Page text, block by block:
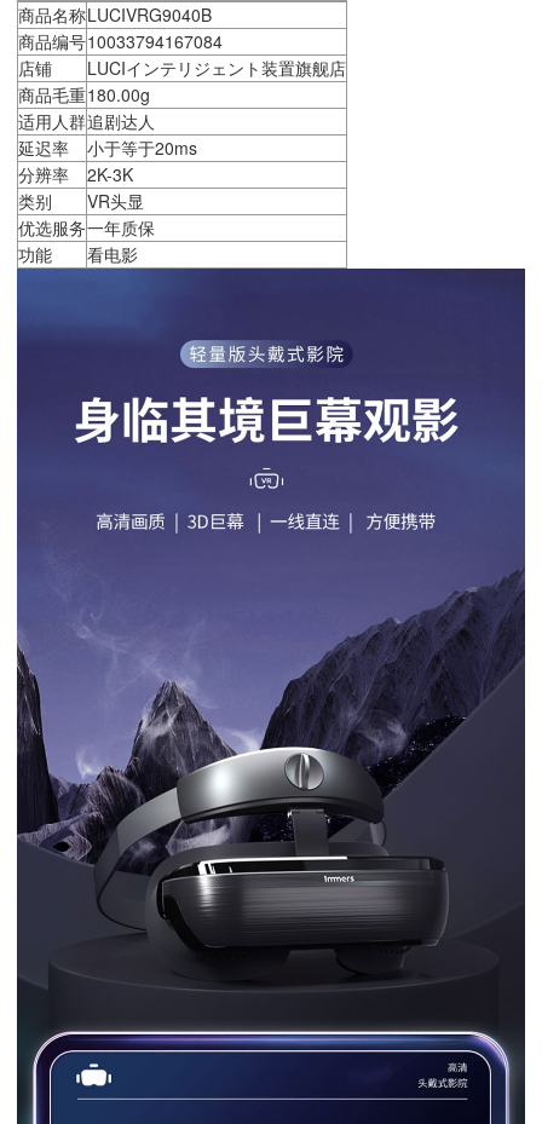
商品名称LUCIVRG9040B
商品编号10033794167084
店铺
LUCIインテリジェント装置旗舰店
商品毛重180.00g
适用人群追剧达人
延迟率
小于等于20ms
分辨率
2K-3K
类别
VR头显
优选服务一年质保
功能
看电影